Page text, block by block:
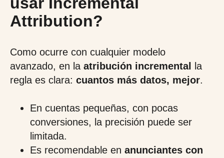
Attribution?
Como ocurre con cualquier modelo
avanzado, en la atribución incremental
la
regla es clara: cuantos más datos, mejor.
En cuentas pequeñas, con pocas
conversiones, la precisión puede ser
limitada.
Es recomendable en anunciantes con